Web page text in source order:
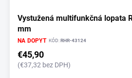
Vystužená multifunkčná lopata
mm
NA DOPYT KÓD:RHR-43124
€45,90
(€37,32 bez DPH)